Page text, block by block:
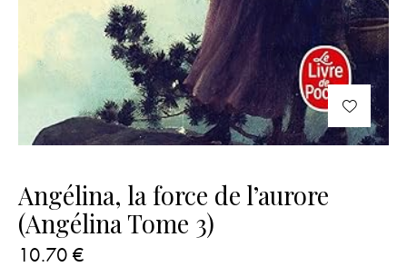
Angélina, la force de l’aurore
(Angélina Tome 3)
10.70 €